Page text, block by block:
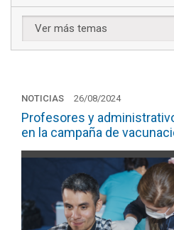
NOTICIAS 26/08/2024
Profesores y
en la campaña de